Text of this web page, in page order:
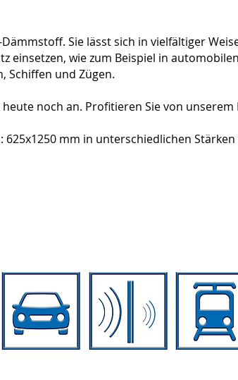
Sie lässt sich in vielfältiger
einsetzen, wie zum Beispiel in
Schiffen und Zügen.
noch an. Profitieren Sie von unserem
mm in unterschiedlichen